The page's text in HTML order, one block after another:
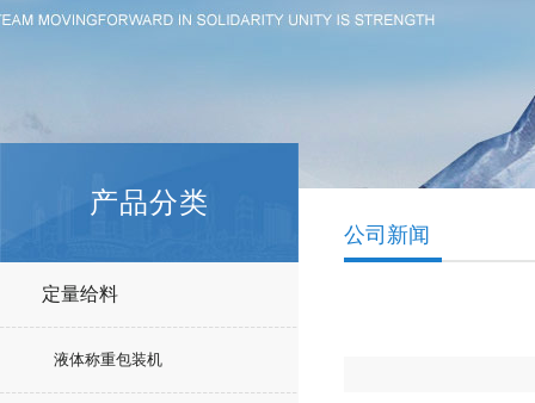
产品分类
定量给料
液体称重包装机
公司新闻